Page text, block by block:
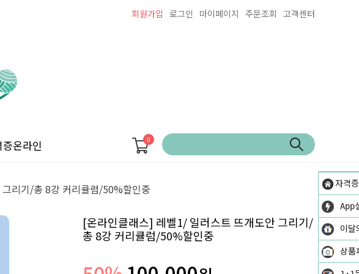
자격
App
이달
상품
회원가입 로그인 마이페이지 주문조회 고객센터
증온라인 0
리기/총 8강 커리큘럼/50%할인중
[온라인클래스] 레벨1/ 일러스트 뜨개도안 그리기/
총 8강 커리큘럼/50%할인중